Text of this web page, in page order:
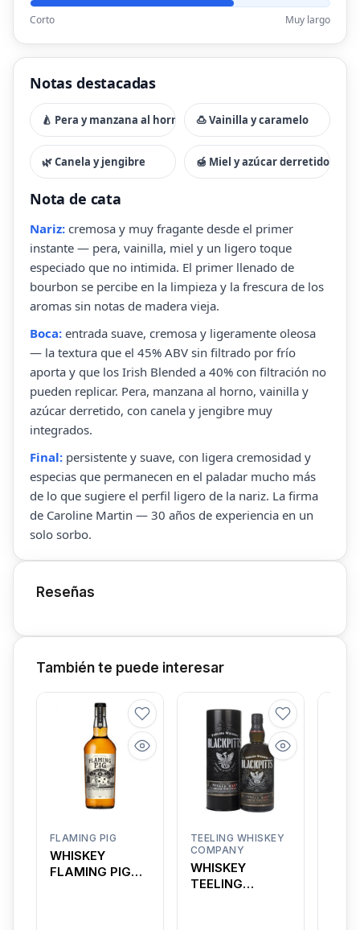
Corto Muy largo
Notas destacadas
🍐 Pera y manzana al horno 🍮 Vainilla y caramelo
🌿 Canela y jengibre 🍯 Miel y azúcar derretido
Nota de cata
Nariz: cremosa y muy fragante desde el primer
instante — pera, vainilla, miel y un ligero toque
especiado que no intimida. El primer llenado de
bourbon se percibe en la limpieza y la frescura de los
aromas sin notas de madera vieja.
Boca: entrada suave, cremosa y ligeramente oleosa
— la textura que el 45% ABV sin filtrado por frío
aporta y que los Irish Blended a 40% con filtración no
pueden replicar. Pera, manzana al horno, vainilla y
azúcar derretido, con canela y jengibre muy
integrados.
Final: persistente y suave, con ligera cremosidad y
especias que permanecen en el paladar mucho más
de lo que sugiere el perfil ligero de la nariz. La firma
de Caroline Martin — 30 años de experiencia en un
solo sorbo.
Reseñas
También te puede interesar
FLAMING PIG
WHISKEY
FLAMING PIG
TEELING WHISKEY
COMPANY
WHISKEY
TEELING